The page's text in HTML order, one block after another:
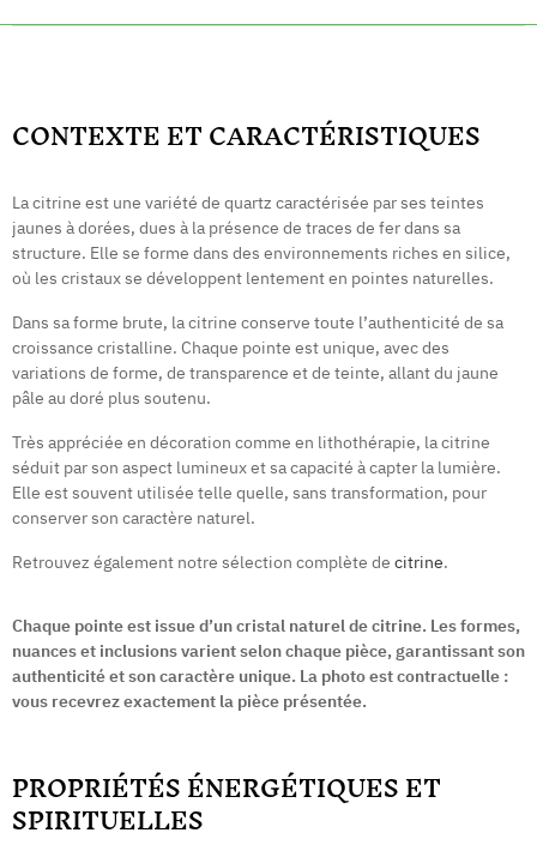
CONTEXTE ET CARACTÉRISTIQUES
La citrine est une variété de quartz caractérisée par ses teintes
jaunes à dorées, dues à la présence de traces de fer dans sa
structure. Elle se forme dans des environnements riches en silice,
où les cristaux se développent lentement en pointes naturelles.
Dans sa forme brute, la citrine conserve toute l’authenticité de sa
croissance cristalline. Chaque pointe est unique, avec des
variations de forme, de transparence et de teinte, allant du jaune
pâle au doré plus soutenu.
Très appréciée en décoration comme en lithothérapie, la citrine
séduit par son aspect lumineux et sa capacité à capter la lumière.
Elle est souvent utilisée telle quelle, sans transformation, pour
conserver son caractère naturel.
Retrouvez également notre sélection complète de citrine.
Chaque pointe est issue d’un cristal naturel de citrine. Les formes,
nuances et inclusions varient selon chaque pièce, garantissant son
authenticité et son caractère unique. La photo est contractuelle :
vous recevrez exactement la pièce présentée.
PROPRIÉTÉS ÉNERGÉTIQUES ET
SPIRITUELLES